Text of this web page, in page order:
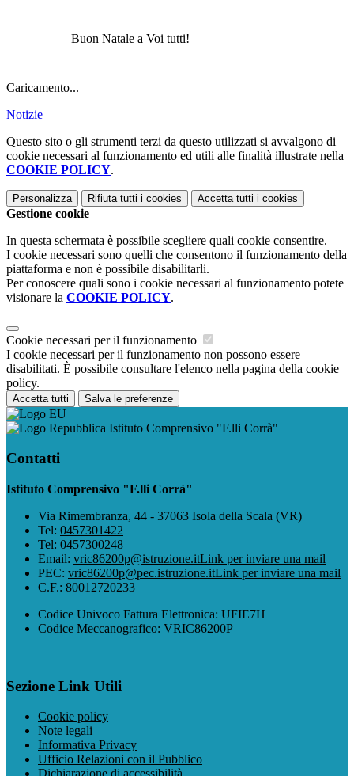
Buon Natale a Voi tutti!
Caricamento...
Notizie
Questo sito o gli strumenti terzi da questo utilizzati si avvalgono di
cookie necessari al funzionamento ed utili alle finalità illustrate nella
COOKIE POLICY.
Personalizza Rifiuta tutti i cookies Accetta tutti i cookies
Gestione cookie
In questa schermata è possibile scegliere quali cookie consentire.
I cookie necessari sono quelli che consentono il funzionamento della
piattaforma e non è possibile disabilitarli.
Per conoscere quali sono i cookie necessari al funzionamento potete
visionare la COOKIE POLICY.
Cookie necessari per il funzionamento
I cookie necessari per il funzionamento non possono essere
disabilitati. È possibile consultare l'elenco nella pagina della cookie
policy.
Accetta tutti Salva le preferenze
Istituto Comprensivo "F.lli Corrà"
Contatti
Istituto Comprensivo "F.lli Corrà"
Via Rimembranza, 44 - 37063 Isola della Scala (VR)
Tel: 0457301422
Tel: 0457300248
Email: vric86200p@istruzione.itLink per inviare una mail
PEC: vric86200p@pec.istruzione.itLink per inviare una mail
C.F.: 80012720233
Codice Univoco Fattura Elettronica: UFIE7H
Codice Meccanografico: VRIC86200P
Sezione Link Utili
Cookie policy
Note legali
Informativa Privacy
Ufficio Relazioni con il Pubblico